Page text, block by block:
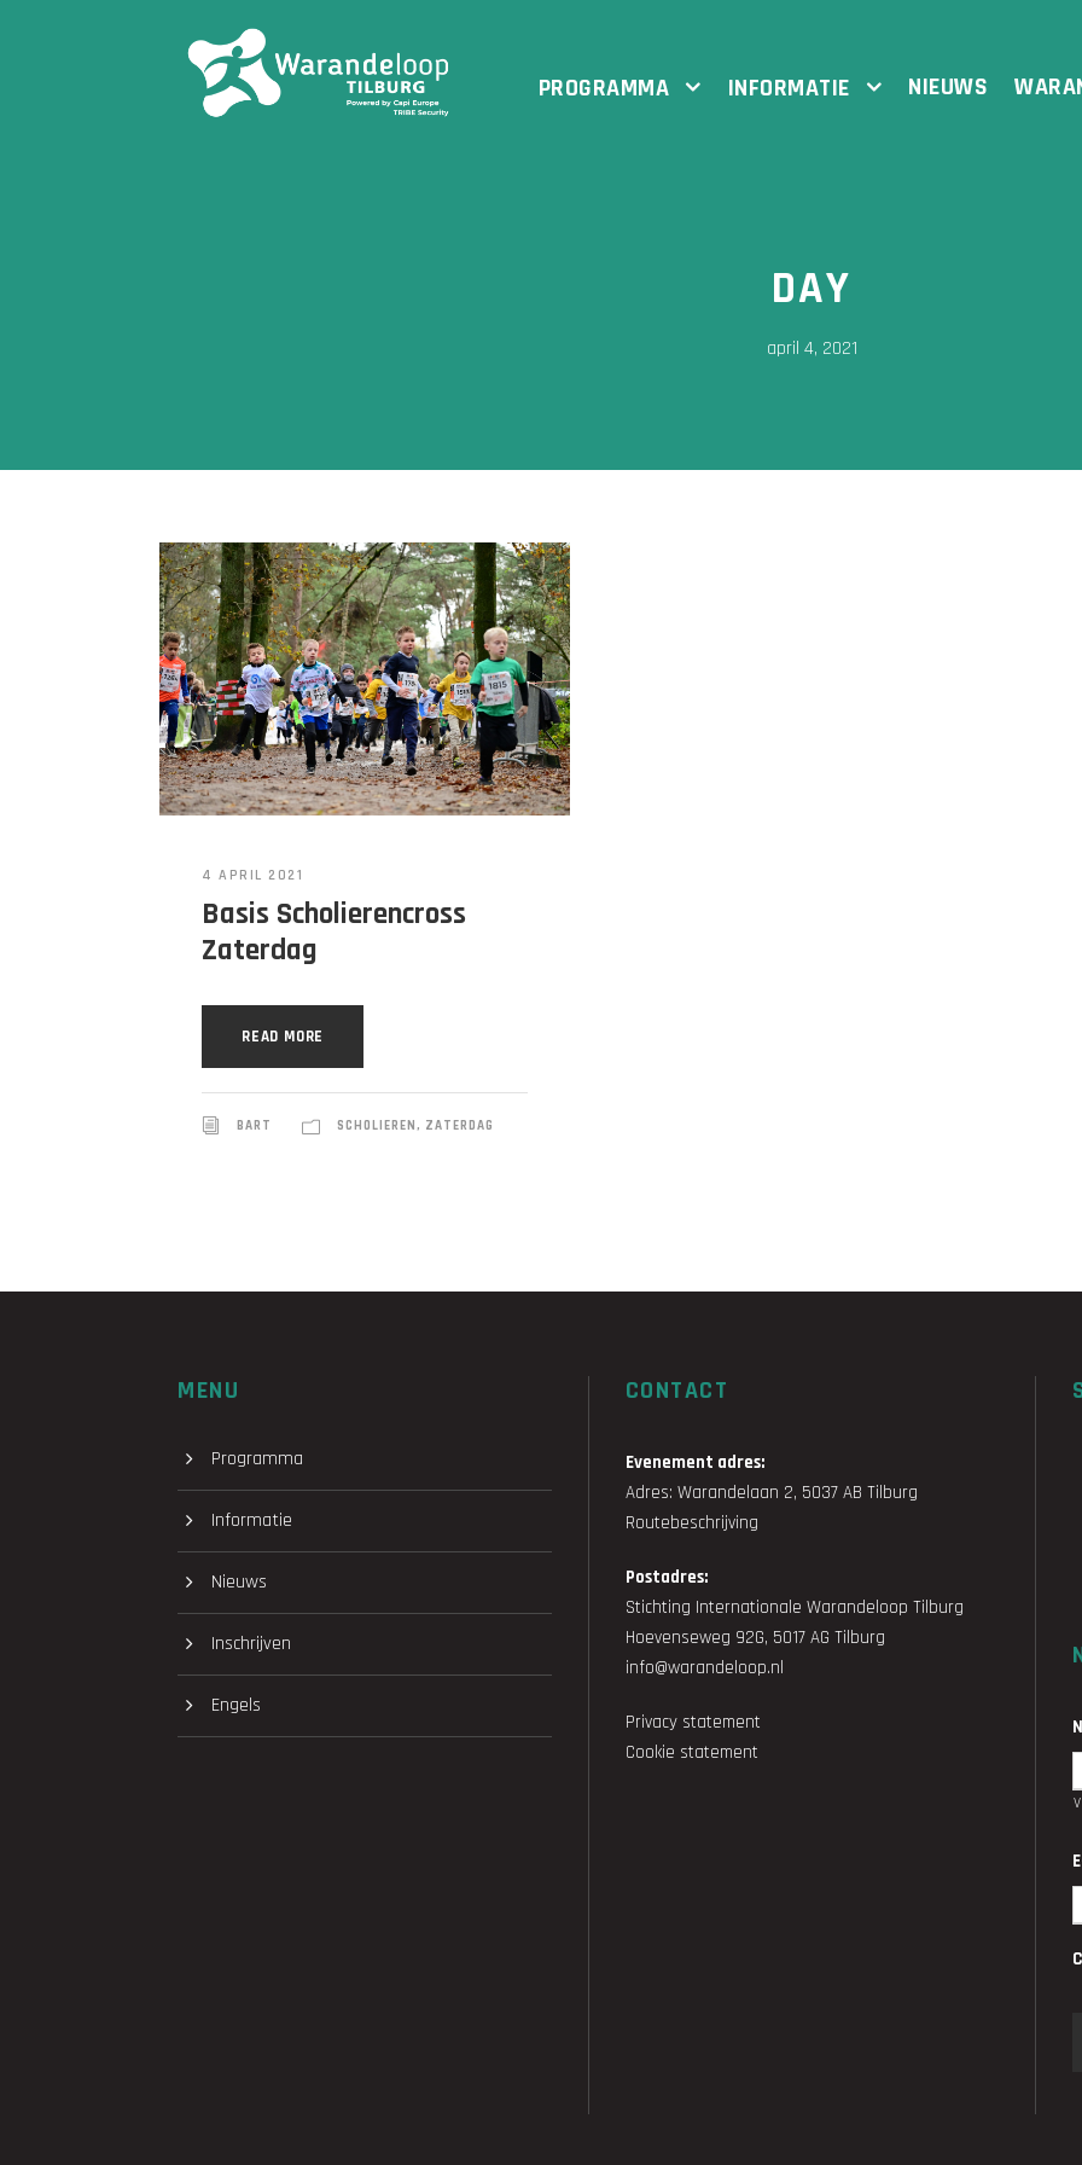
PROGRAMMA INFORMATIE NIEUWS
DAY
april 4, 2021
4 APRIL 2021
Basis Scholierencross
Zaterdag
READ MORE
BART SCHOLIEREN, ZATERDAG
MENU
Programma
Informatie
Nieuws
Inschrijven
Engels
CONTACT
Evenement adres:
Adres: Warandelaan 2, 5037 AB Tilburg
Routebeschrijving
Postadres:
Stichting Internationale Warandeloop Tilburg
Hoevenseweg 92G, 5017 AG Tilburg
info@warandeloop.nl
Privacy statement
Cookie statement